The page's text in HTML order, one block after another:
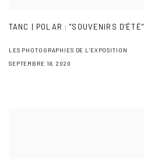
TANC | POLAR : "SOUVENIRS D'ÉTÉ"
LES PHOTOGRAPHIES DE L'EXPOSITION
SEPTEMBRE 18, 2020